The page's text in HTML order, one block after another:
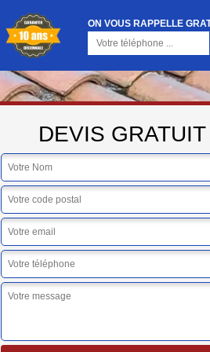
ON VOUS RAPPELLE
DEVIS GRATUIT